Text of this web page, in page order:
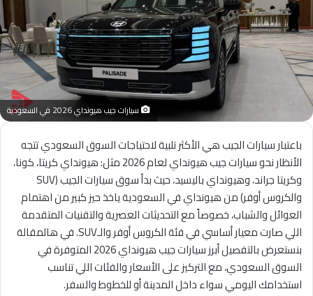
سيارات جيب هيونداي 2026 في السعودية
باعتبار سيارات الجيب هي الأكثر تلبية لاحتياجات السوق السعودي تتجه
الأنظار نحو سيارات جيب هيونداي لعام 2026 مثل: هيونداي كريتا، كونا،
وكريتا جراند، وهيونداي باليسيد، حيث بدأ سوق سيارات الجيب (SUV
والكروس أوفر) من هيونداي في السعودية ياخذ حيز كبير من اهتمام
العوائل والشباب، خصوصاً مع التحديثات العصرية والتقنيات المتقدمة
اللي صارت معيار أساسي في فئة الكروس أوفر والـSUV. في هالمقالة
بنستعرض بالتفصيل أبرز سيارات جيب هيونداي 2026 المتوفرة في
السوق السعودي، مع التركيز على الأسعار والفئات اللي تناسب
استخدامك اليومي سواء داخل المدينة أو للخطوط والسفر.